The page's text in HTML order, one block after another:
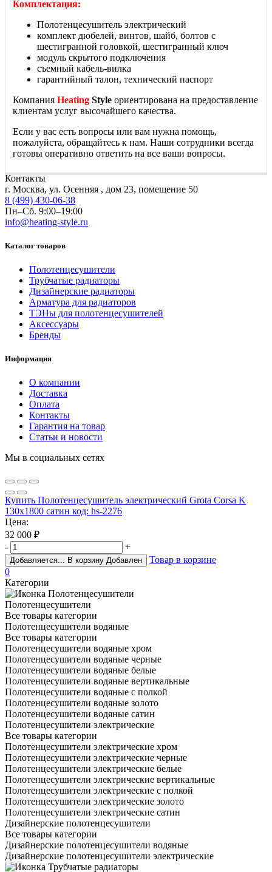
Комплектация:
Полотенцесушитель электрический
комплект дюбелей, винтов, шайб, болтов с
шестигранной головкой, шестигранный ключ
модуль скрытого подключения
съемный кабель-вилка
гарантийный талон, технический паспорт
Компания Heating Style ориентирована на предоставление
клиентам услуг высочайшего качества.
Если у вас есть вопросы или вам нужна помощь,
пожалуйста, обращайтесь к нам. Наши сотрудники всегда
готовы оперативно ответить на все ваши вопросы.
Контакты
г. Москва, ул. Осенняя , дом 23, помещение 50
8 (499) 430-06-38
Пн–Сб. 9:00–19:00
info@heating-style.ru
Каталог товаров
Полотенцесушители
Трубчатые радиаторы
Дизайнерские радиаторы
Арматура для радиаторов
ТЭНы для полотенцесушителей
Аксессуары
Бренды
Информация
О компании
Доставка
Оплата
Контакты
Гарантия на товар
Статьи и новости
Мы в социальных сетях
Купить Полотенцесушитель электрический Grota Corsa K
130х1800 сатин код: hs-2276
Цена:
32 000 ₽
-
+
Добавляется... В корзину Добавлен
Товар в корзине
0
Категории
Полотенцесушители
Все товары категории
Полотенцесушители водяные
Все товары категории
Полотенцесушители водяные хром
Полотенцесушители водяные черные
Полотенцесушители водяные белые
Полотенцесушители водяные вертикальные
Полотенцесушители водяные с полкой
Полотенцесушители водяные золото
Полотенцесушители водяные сатин
Полотенцесушители электрические
Все товары категории
Полотенцесушители электрические хром
Полотенцесушители электрические черные
Полотенцесушители электрические белые
Полотенцесушители электрические вертикальные
Полотенцесушители электрические с полкой
Полотенцесушители электрические золото
Полотенцесушители электрические сатин
Дизайнерские полотенцесушители
Все товары категории
Дизайнерские полотенцесушители водяные
Дизайнерские полотенцесушители электрические